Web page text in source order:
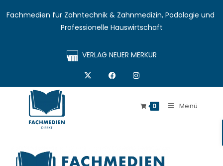
Fachmedien für Zahntechnik & Zahnmedizin, Podologie und
Professionelle Hauswirtschaft
VERLAG NEUER MERKUR
0 Menü